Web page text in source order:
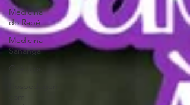
Medicina
do Rapé
Medicina
Sananga
Oráculos